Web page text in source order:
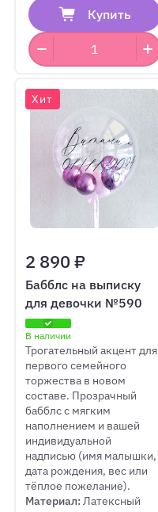
Купить
Хит
2 890 ₽
Бабблс на выписку
для девочки №590
В наличии
Трогательный акцент для
первого семейного
торжества в новом
составе. Прозрачный
бабблс с мягким
наполнением и вашей
индивидуальной
надписью (имя малышки,
дата рождения, вес или
тёплое пожелание).
Материал: Латексный